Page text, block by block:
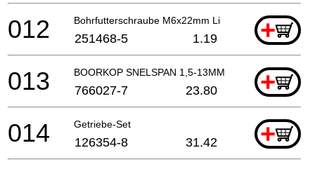
Bohrfutterschraube M6x22mm Li +
012 251468-5 1.19
BOORKOP SNELSPAN 1,5-13MM +
013 766027-7 23.80
Getriebe-Set +
014 126354-8 31.42